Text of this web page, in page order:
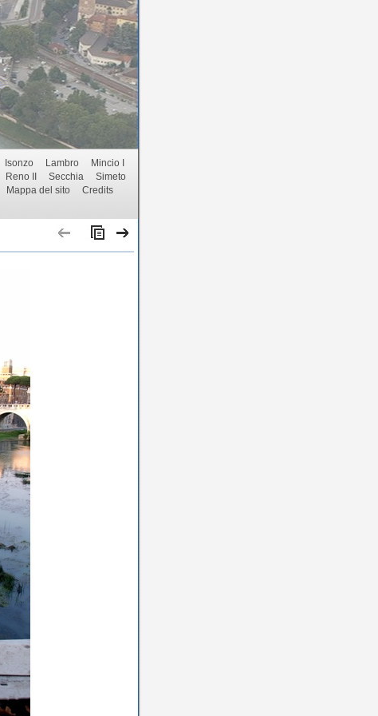
Isonzo Lambro
Mincio I
Reno II Secchia
Simeto
Mappa del sito
Credits